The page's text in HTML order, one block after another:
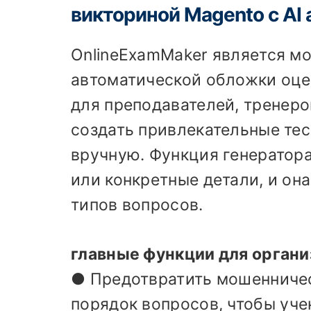
викториной Magento с AI
OnlineExamMaker является
автоматической обложки
для преподавателей,
создать привлекательные
вручную. Функция
или конкретные детали, и
типов вопросов.
главные функции для
● Предотвратить
порядок вопросов, чтобы